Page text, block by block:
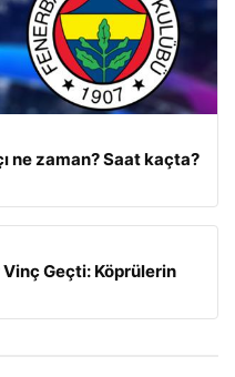
ne zaman? Saat kaçta?
Vinç Geçti: Köprülerin